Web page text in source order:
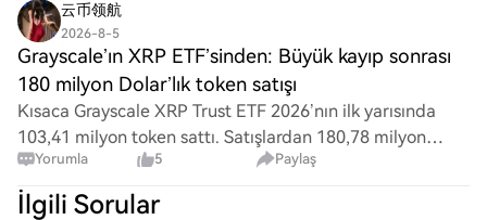
云币领航
2026-8-5
Grayscale’ın XRP ETF’sinden: Büyük kayıp sonrası
180 milyon Dolar’lık token satışı
Kısaca Grayscale XRP Trust ETF 2026’nın ilk yarısında
103,41 milyon token sattı. Satışlardan 180,78 milyon
dolar gelir elde etti. Net varlıklar aralıkta 223.36 milyon
dolardan haziran sonunda sadece 5
Yorumla 5 Paylaş
İlgili Sorular